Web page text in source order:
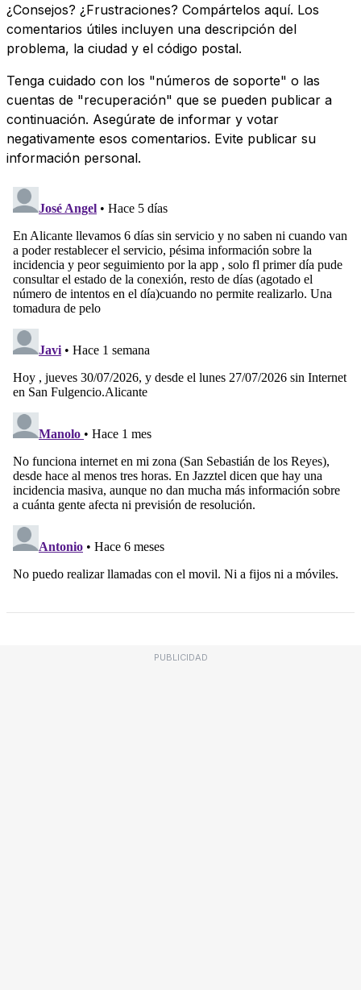
¿Consejos? ¿Frustraciones? Compártelos aquí. Los
comentarios útiles incluyen una descripción del
problema, la ciudad y el código postal.
Tenga cuidado con los "números de soporte" o las
cuentas de "recuperación" que se pueden publicar a
continuación. Asegúrate de informar y votar
negativamente esos comentarios. Evite publicar su
información personal.
PUBLICIDAD